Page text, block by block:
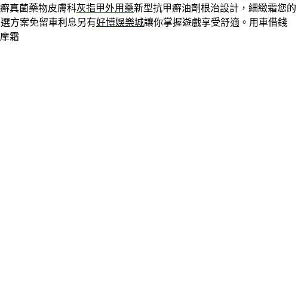
真菌藥物皮膚科灰指甲外用藥新型抗甲癬油劑根治設計，細緻霜您的
方案免留車利息另有好博娛樂城讓你掌握遊戲享受舒適。用車借錢
霜